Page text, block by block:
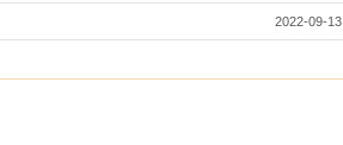
2022-09-13